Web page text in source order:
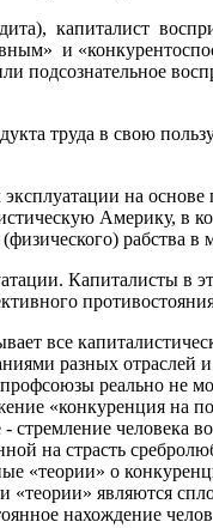
капиталист
и
подсознательное
труда в свою
на
Америку, в
рабства в
Капиталисты в
все
разных отраслей
реально не
«конкуренция на
человека
на страсть
«теории» о
«теории» являются
нахождение